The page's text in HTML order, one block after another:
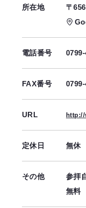
所在地 〒
電話番号
FAX番号
URL
定休日 無休
その他
参拝
無料